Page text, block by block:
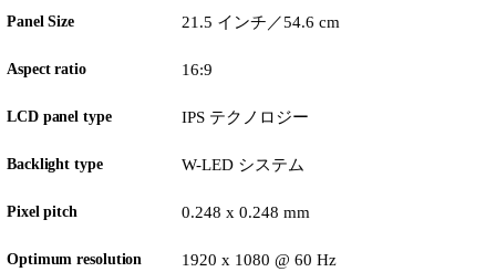
Panel Size 21.5 インチ／54.6 cm
Aspect ratio 16:9
LCD panel type IPS テクノロジー
Backlight type W-LED システム
Pixel pitch 0.248 x 0.248 mm
Optimum resolution 1920 x 1080 @ 60 Hz